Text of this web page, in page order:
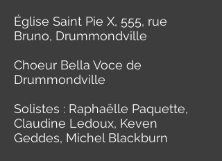
Église Saint Pie X, 555, rue
Bruno, Drummondville
Choeur Bella Voce de
Drummondville
Solistes : Raphaëlle Paquette,
Claudine Ledoux, Keven
Geddes, Michel Blackburn